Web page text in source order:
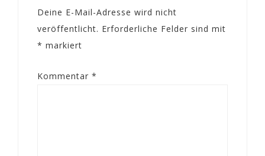
Deine E-Mail-Adresse wird nicht
veröffentlicht. Erforderliche Felder sind mit
* markiert
Kommentar *